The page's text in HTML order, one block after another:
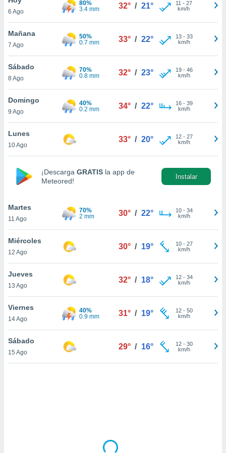
en
más
nuestra
de
aceptar
de
sitio
En
sean
el sitio
ni para
o
6 Ago
80%
3.4 mm
32° / 21° 11 - 27
km/h
Mañana
7 Ago
50%
0.7 mm
33° / 22° 13- 33
km/h
Sábado
8 Ago
70%
0.8 mm
32° / 23° 19- 46
km/h
Domingo
9 Ago
40%
0.2 mm
34° / 22° 16- 39
km/h
Lunes
10 Ago
33° / 20° 12- 27
km/h
¡Descarga GRATIS la app de
Meteored!
Instalar
Martes
11 Ago
70%
2 mm
30° / 22° 10- 34
km/h
Miércoles
12 Ago
30° / 19° 10- 27
km/h
Jueves
13 Ago
32° / 18° 12- 34
km/h
Viernes
14 Ago
40%
0.9 mm
31° / 19° 12- 50
km/h
Sábado
15 Ago
29° / 16° 12- 30
km/h